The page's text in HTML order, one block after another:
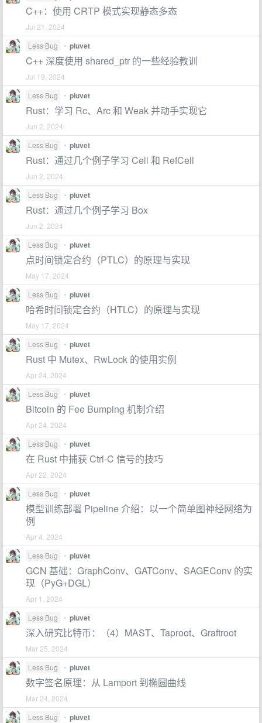
C++：使用 CRTP 模式实现静态多态
Jul 21, 2024
Less Bug
• pluvet
C++ 深度使用 shared_ptr 的一些经验教训
Jul 19, 2024
Less Bug
• pluvet
Rust：学习 Rc、Arc 和 Weak 并动手实现它
Jun 2, 2024
Less Bug
• pluvet
Rust：通过几个例子学习 Cell 和 RefCell
Jun 2, 2024
Less Bug
• pluvet
Rust：通过几个例子学习 Box
Jun 2, 2024
Less Bug
• pluvet
点时间锁定合约（PTLC）的原理与实现
May 17, 2024
Less Bug
• pluvet
哈希时间锁定合约（HTLC）的原理与实现
May 17, 2024
Less Bug
• pluvet
Rust 中 Mutex、RwLock 的使用实例
Apr 24, 2024
Less Bug
• pluvet
Bitcoin 的 Fee Bumping 机制介绍
Apr 24, 2024
Less Bug
• pluvet
在 Rust 中捕获 Ctrl-C 信号的技巧
Apr 22, 2024
Less Bug
• pluvet
模型训练部署 Pipeline 介绍：以一个简单图神经网络为
例
Apr 4, 2024
Less Bug
• pluvet
GCN 基础：GraphConv、GATConv、SAGEConv 的实
现（PyG+DGL）
Apr 1, 2024
Less Bug
• pluvet
深入研究比特币：（4）MAST、Taproot、Graftroot
Mar 25, 2024
Less Bug
• pluvet
数字签名原理：从 Lamport 到椭圆曲线
Mar 24, 2024
Less Bug
• pluvet